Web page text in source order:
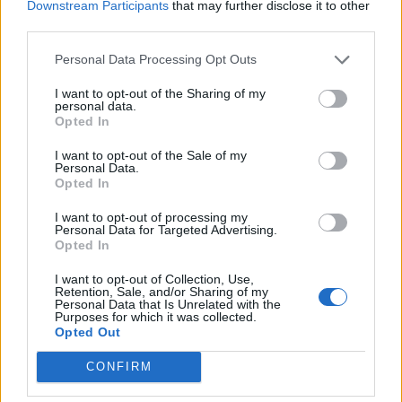
Downstream Participants that may further disclose it to other
Personal Data Processing Opt Outs
I want to opt-out of the Sharing of my
personal data.
Opted In
I want to opt-out of the Sale of my
Personal Data.
Opted In
I want to opt-out of processing my
Personal Data for Targeted Advertising.
Opted In
I want to opt-out of Collection, Use,
Retention, Sale, and/or Sharing of my
Personal Data that Is Unrelated with the
Purposes for which it was collected.
Opted Out
CONFIRM
N'y cherchez pas des photos inspirantes ni des recettes